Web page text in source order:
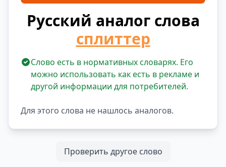
Русский аналог слова
сплиттер
Слово есть в нормативных словарях. Его
можно использовать как есть в рекламе и
другой информации для потребителей.
Для этого слова не нашлось аналогов.
Проверить другое слово